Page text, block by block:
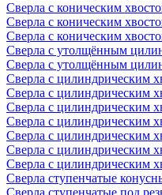
Сверла с коническим
Сверла с коническим
Сверла с коническим
Сверла с утолщённым
Сверла с утолщённым
Сверла с цилиндрическим
Сверла с цилиндрическим
Сверла с цилиндрическим
Сверла с цилиндрическим
Сверла с цилиндрическим
Сверла с цилиндрическим
Сверла с цилиндрическим
Сверла ступенчатые
Сверла ступенчатые под